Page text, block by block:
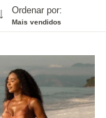
Ordenar por:
Mais vendidos